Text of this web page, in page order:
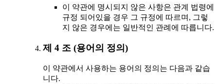
이 약관에 명시되지 않은 사항은 관계 법령에
규정 되어있을 경우 그 규정에 따르며, 그렇
지 않은 경우에는 일반적인 관례에 따릅니다.
제 4 조 (용어의 정의)
이 약관에서 사용하는 용어의 정의는 다음과 같습
니다.